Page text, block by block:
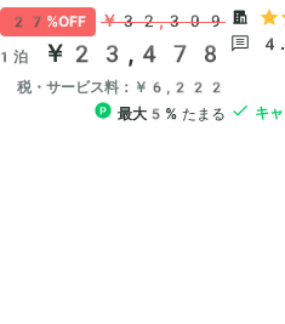
27%OFF ￥32,309
1泊 ￥23,478
税・サービス料：￥6,222
最大5% たまる キ